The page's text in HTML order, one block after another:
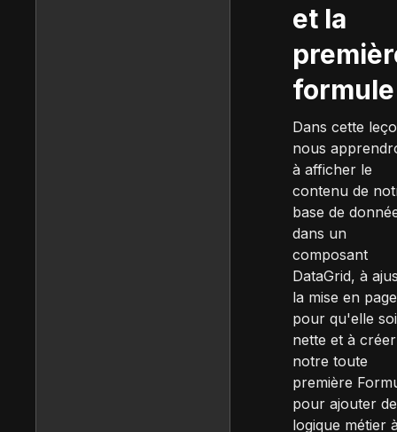
et la
formule
Dans cette
nous
à afficher le
contenu de
base de
dans un
composant
DataGrid, à
la mise en page
pour qu'elle
nette et à créer
notre toute
première
pour ajouter
logique métier